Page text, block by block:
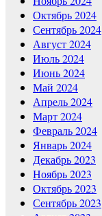
Октябрь 2024
Сентябрь 2024
Август 2024
Июль 2024
Июнь 2024
Май 2024
Апрель 2024
Март 2024
Февраль 2024
Январь 2024
Декабрь 2023
Ноябрь 2023
Октябрь 2023
Сентябрь 2023